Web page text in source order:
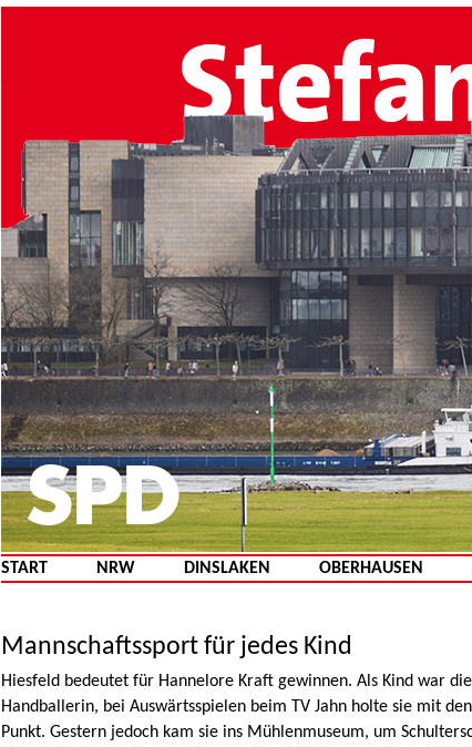
START NRW DINSLAKEN OBERHAUSEN
Mannschaftssport für jedes Kind
Hiesfeld bedeutet für Hannelore Kraft gewinnen. Als Kind war
Handballerin, bei Auswärtsspielen beim TV Jahn holte sie mit
Punkt. Gestern jedoch kam sie ins Mühlenmuseum, um